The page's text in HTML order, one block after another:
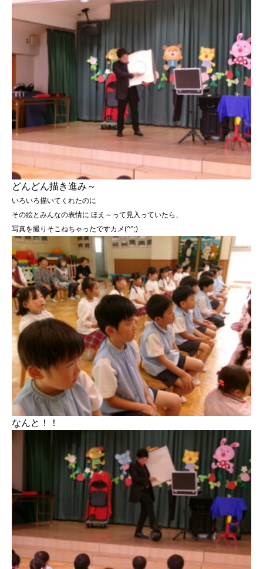
どんどん描き進み～
いろいろ描いてくれたのに
その絵とみんなの表情に ほえ～って見入っていたら、
写真を撮りそこねちゃったですカメ(^^;)
なんと！！